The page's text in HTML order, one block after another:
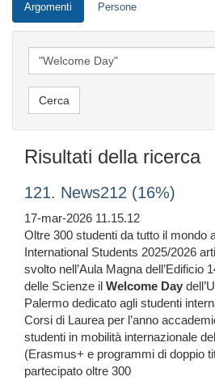
Argomenti Persone
Risultati della ricerca
121. News212 (16%)
17-mar-2026 11.15.12
Oltre 300 studenti da tutto il mondo
International Students 2025/2026
svolto nell’Aula Magna dell’Edificio
delle Scienze il Welcome Day
Palermo dedicato agli studenti
Corsi di Laurea per l’anno
studenti in mobilità internazionale
(Erasmus+ e programmi di doppio
partecipato oltre 300